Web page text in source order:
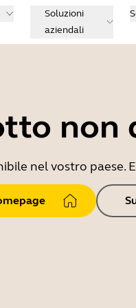
Soluzioni
aziendali
non
nel vostro paese.